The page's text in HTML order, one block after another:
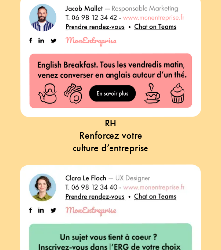
RH
Renforcez votre
culture d’entreprise